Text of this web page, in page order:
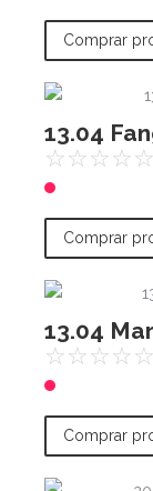
Comprar
13.04
☆☆☆☆☆
Comprar
13.04
☆☆☆☆☆
Comprar